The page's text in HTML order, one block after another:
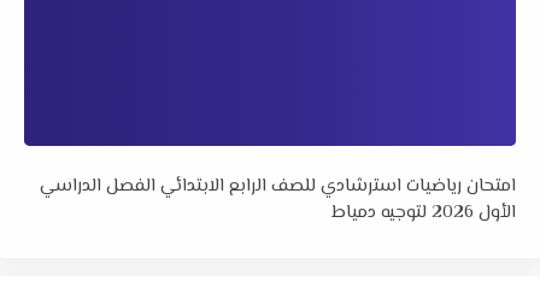
امتحان رياضيات استرشادي للصف الرابع الابتدائي الفصل الدراسي
الأول 2026 لتوجيه دمياط